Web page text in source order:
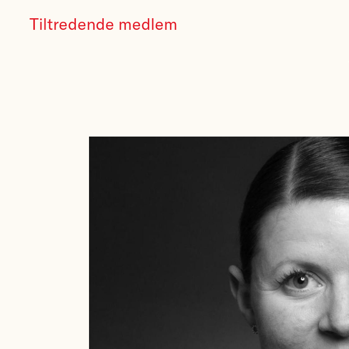
Tiltredende medlem